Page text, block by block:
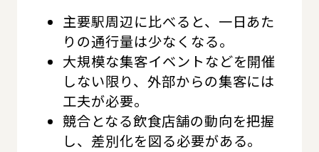
主要駅周辺に比べると、一日あた
りの通行量は少なくなる。
大規模な集客イベントなどを開催
しない限り、外部からの集客には
工夫が必要。
競合となる飲食店舗の動向を把握
し、差別化を図る必要がある。